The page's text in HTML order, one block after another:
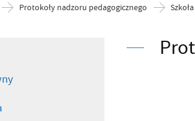
Protokoły nadzoru pedagogicznego